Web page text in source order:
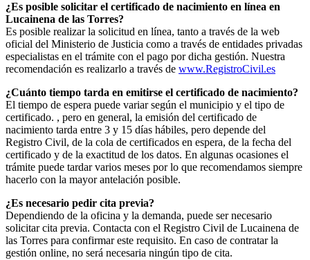
¿Es posible solicitar el certificado de nacimiento en línea en
Lucainena de las Torres?
Es posible realizar la solicitud en línea, tanto a través de la web
oficial del Ministerio de Justicia como a través de entidades privadas
especialistas en el trámite con el pago por dicha gestión. Nuestra
recomendación es realizarlo a través de www.RegistroCivil.es
¿Cuánto tiempo tarda en emitirse el certificado de nacimiento?
El tiempo de espera puede variar según el municipio y el tipo de
certificado. , pero en general, la emisión del certificado de
nacimiento tarda entre 3 y 15 días hábiles, pero depende del
Registro Civil, de la cola de certificados en espera, de la fecha del
certificado y de la exactitud de los datos. En algunas ocasiones el
trámite puede tardar varios meses por lo que recomendamos siempre
hacerlo con la mayor antelación posible.
¿Es necesario pedir cita previa?
Dependiendo de la oficina y la demanda, puede ser necesario
solicitar cita previa. Contacta con el Registro Civil de Lucainena de
las Torres para confirmar este requisito. En caso de contratar la
gestión online, no será necesaria ningún tipo de cita.